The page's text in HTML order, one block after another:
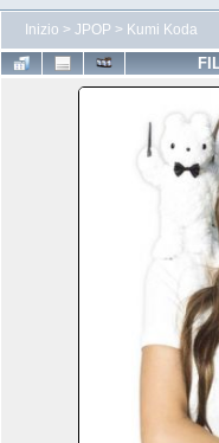
Inizio > JPOP > Kumi Koda